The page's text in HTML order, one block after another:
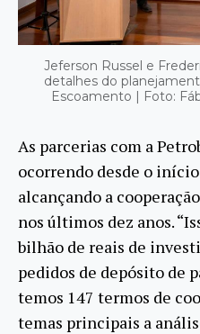
Jeferson Russel e
detalhes do
Escoamento | Foto:
As parcerias com a
ocorrendo desde o
alcançando a
nos últimos dez anos.
bilhão de reais de
pedidos de depósito de
temos 147 termos de
temas principais a